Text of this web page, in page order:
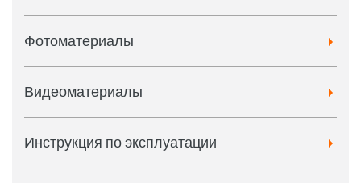
Фотоматериалы
Видеоматериалы
Инструкция по эксплуатации